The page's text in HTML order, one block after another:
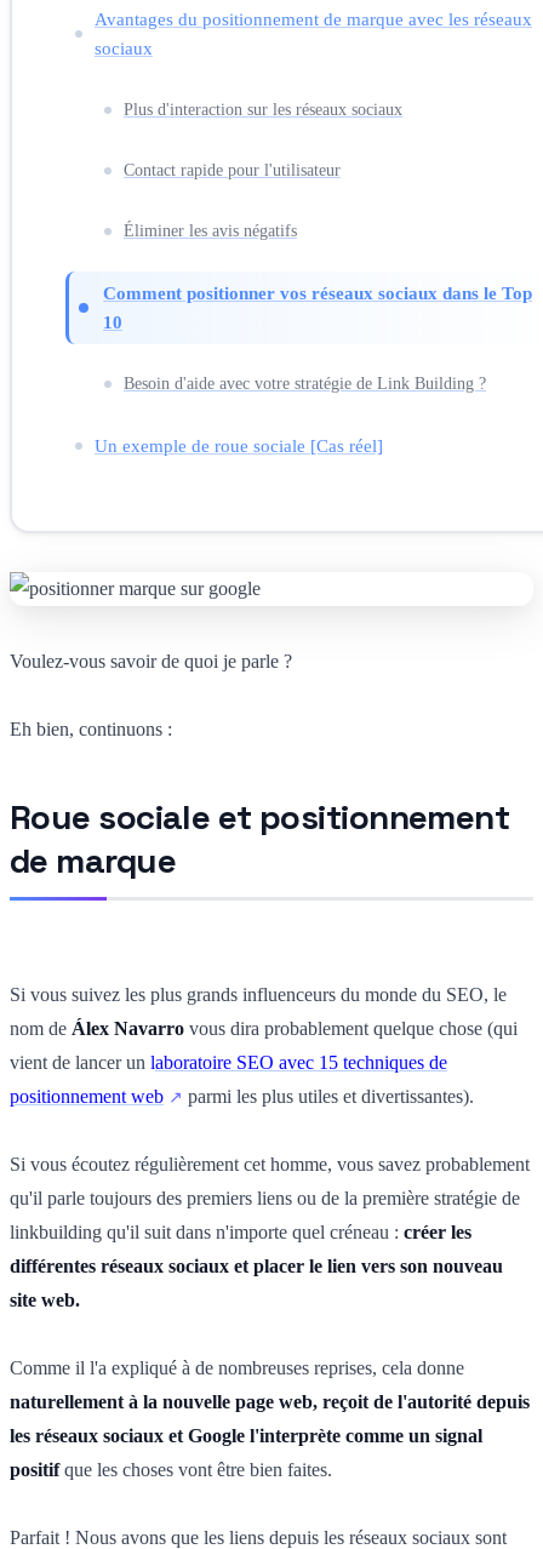
Avantages du positionnement de marque avec les réseaux
sociaux
Plus d'interaction sur les réseaux sociaux
Contact rapide pour l'utilisateur
Éliminer les avis négatifs
Comment positionner vos réseaux sociaux dans le Top
10
Besoin d'aide avec votre stratégie de Link Building ?
Un exemple de roue sociale [Cas réel]
Voulez-vous savoir de quoi je parle ?
Eh bien, continuons :
Roue sociale et positionnement
de marque
Si vous suivez les plus grands influenceurs du monde du SEO, le
nom de Álex Navarro vous dira probablement quelque chose (qui
vient de lancer un laboratoire SEO avec 15 techniques de
positionnement web
parmi les plus utiles et divertissantes).
Si vous écoutez régulièrement cet homme, vous savez probablement
qu'il parle toujours des premiers liens ou de la première stratégie de
linkbuilding qu'il suit dans n'importe quel créneau : créer les
différentes réseaux sociaux et placer le lien vers son nouveau
site web.
Comme il l'a expliqué à de nombreuses reprises, cela donne
naturellement à la nouvelle page web, reçoit de l'autorité depuis
les réseaux sociaux et Google l'interprète comme un signal
positifque les choses vont être bien faites.
Parfait ! Nous avons que les liens depuis les réseaux sociaux sont